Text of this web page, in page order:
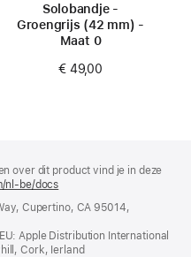
Solobandje -
Groengrijs (42 mm) -
Maat 0
€ 49,00
over dit product vind je in deze
nl-be/docs
nieuw
geopend)
Cupertino, CA 95014,
Apple Distribution International
Cork, Ierland